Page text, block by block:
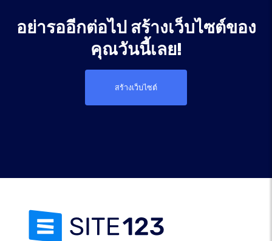
อย่ารออีกต่อไป สร้างเว็บไซต์ของ
คุณวันนี้เลย!
สร้างเว็บไซต์